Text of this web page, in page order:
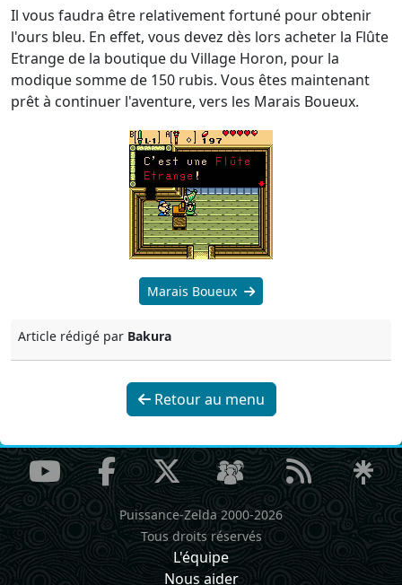
Il vous faudra être relativement fortuné pour obtenir
l'ours bleu. En effet, vous devez dès lors acheter la Flûte
Etrange de la boutique du Village Horon, pour la
modique somme de 150 rubis. Vous êtes maintenant
prêt à continuer l'aventure, vers les Marais Boueux.
Marais Boueux
Article rédigé par Bakura
Retour au menu
Puissance-Zelda 2000-2026
Tous droits réservés
L'équipe
Nous aider